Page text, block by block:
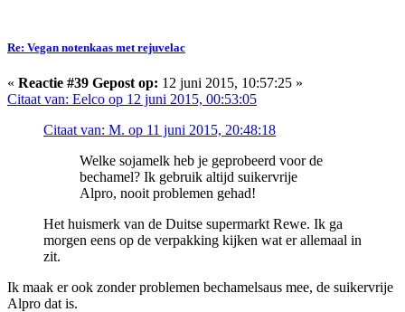
Re: Vegan notenkaas met rejuvelac
« Reactie #39 Gepost op: 12 juni 2015, 10:57:25 »
Citaat van: Eelco op 12 juni 2015, 00:53:05
Citaat van: M. op 11 juni 2015, 20:48:18
Welke sojamelk heb je geprobeerd voor de
bechamel? Ik gebruik altijd suikervrije
Alpro, nooit problemen gehad!
Het huismerk van de Duitse supermarkt Rewe. Ik ga
morgen eens op de verpakking kijken wat er allemaal in
zit.
Ik maak er ook zonder problemen bechamelsaus mee, de suikervrije
Alpro dat is.